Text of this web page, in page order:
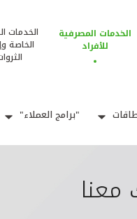
الخدمات المصرفية
للأفراد
الخدمات
الخاصة
"برامج العملاء"
معنا